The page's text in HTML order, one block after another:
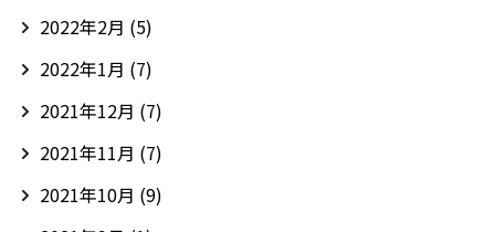
2022年2月 (5)
2022年1月 (7)
2021年12月 (7)
2021年11月 (7)
2021年10月 (9)